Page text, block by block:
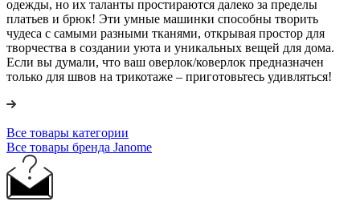
одежды, но их таланты простираются далеко за пределы
платьев и брюк! Эти умные машинки способны творить
чудеса с самыми разными тканями, открывая простор для
творчества в создании уюта и уникальных вещей для дома.
Если вы думали, что ваш оверлок/коверлок предназначен
только для швов на трикотаже – приготовьтесь удивляться!
Все товары категории
Все товары бренда Janome